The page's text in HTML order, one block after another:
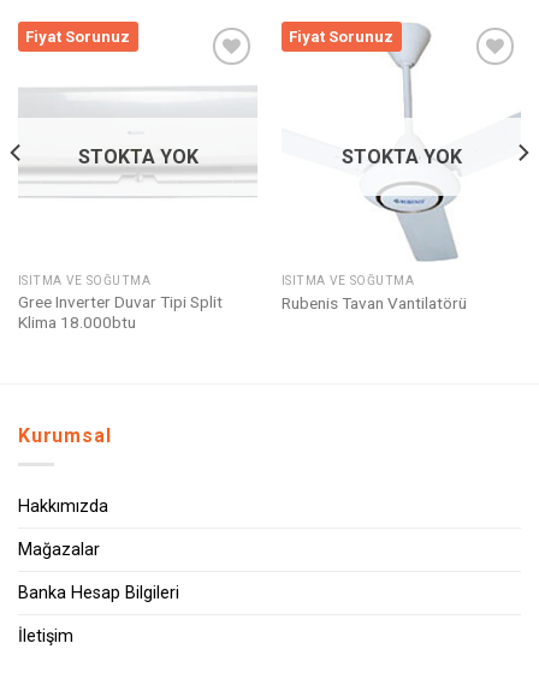
Fiyat Sorunuz
Ekle
STOKTA YOK
ISITMA VE SOĞUTMA
Gree Inverter Duvar Tipi Split
Klima 18.000btu
Fiyat Sorunuz
STOKTA YOK
ISITMA VE SOĞUTMA
Rubenis Tavan Vantilatörü
Kurumsal
Hakkımızda
Mağazalar
Banka Hesap Bilgileri
İletişim